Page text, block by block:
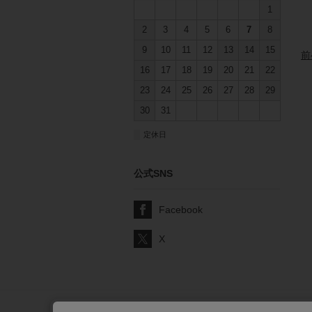
1
2
3 4 5 6 7
8
9
10 11 12 13 14
15
16
17 18 19 20 21
22
23
24 25 26 27 28
29
30
31
定休日
公式SNS
Facebook
X